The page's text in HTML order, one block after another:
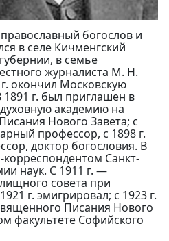
богослов и
в селе Кичменгский
в семье
журналиста М. Н.
окончил Московскую
г. был приглашен в
академию на
Нового Завета; с
профессор, с 1898 г.
доктор богословия. В
корреспондентом Санкт-
наук. С 1911 г. —
совета при
г. эмигрировал; с 1923 г.
Писания Нового
факультете Софийского